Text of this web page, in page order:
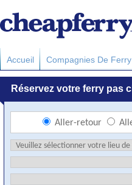
Accueil Compagnies De Ferry